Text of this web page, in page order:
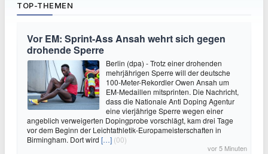
TOP-THEMEN
Vor EM: Sprint-Ass Ansah wehrt sich gegen
drohende Sperre
Berlin (dpa) - Trotz einer drohenden
mehrjährigen Sperre will der deutsche
100-Meter-Rekordler Owen Ansah um
EM-Medaillen mitsprinten. Die Nachricht,
dass die Nationale Anti Doping Agentur
eine vierjährige Sperre wegen einer
angeblich verweigerten Dopingprobe vorschlägt, kam drei Tage
vor dem Beginn der Leichtathletik-Europameisterschaften in
Birmingham. Dort wird […] (00)
vor 5 Minuten